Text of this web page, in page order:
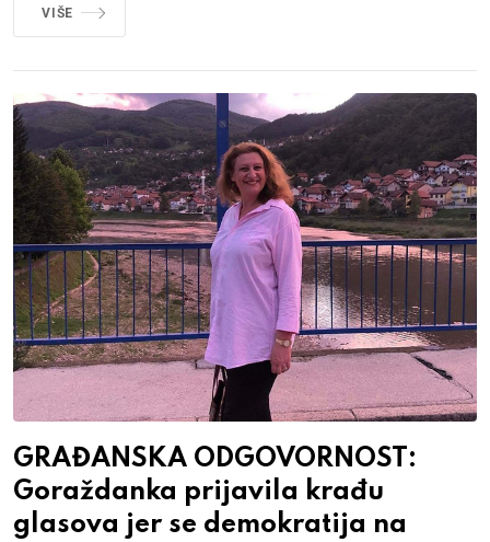
VIŠE
GRAĐANSKA ODGOVORNOST:
Goraždanka prijavila krađu
glasova jer se demokratija na